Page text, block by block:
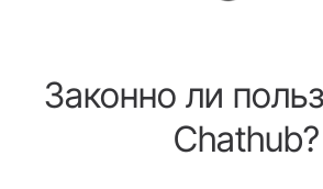
Законно ли
Chathub?